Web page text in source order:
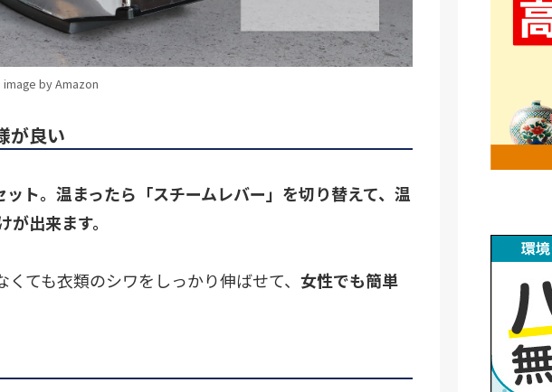
image by Amazon
が良い
ト。温まったら「スチームレバー」を切り替えて、温
出来ます。
ても衣類のシワをしっかり伸ばせて、 女性でも簡単